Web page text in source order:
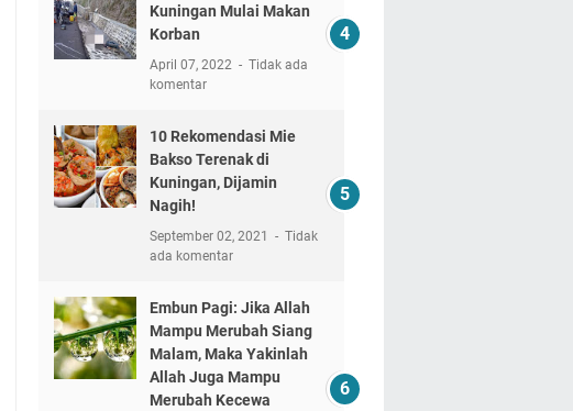
Kuningan Mulai Makan
Korban
April 07, 2022
Tidak ada
komentar
10 Rekomendasi Mie
Bakso Terenak di
Kuningan, Dijamin
Nagih!
September 02, 2021
Tidak
ada komentar
Embun Pagi: Jika Allah
Mampu Merubah Siang
Malam, Maka Yakinlah
Allah Juga Mampu
Merubah Kecewa